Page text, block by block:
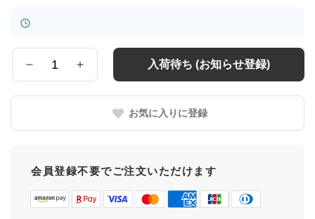
量
入荷待ち (お知らせ登録)
お気に入りに登録
会員登録不要でご注文いただけます